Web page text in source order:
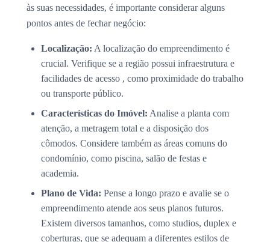
às suas necessidades, é importante considerar alguns
pontos antes de fechar negócio:
Localização: A localização do empreendimento é
crucial. Verifique se a região possui infraestrutura e
facilidades de acesso , como proximidade do trabalho
ou transporte público.
Características do Imóvel: Analise a planta com
atenção, a metragem total e a disposição dos
cômodos. Considere também as áreas comuns do
condomínio, como piscina, salão de festas e
academia.
Plano de Vida: Pense a longo prazo e avalie se o
empreendimento atende aos seus planos futuros.
Existem diversos tamanhos, como studios, duplex e
coberturas, que se adequam a diferentes estilos de